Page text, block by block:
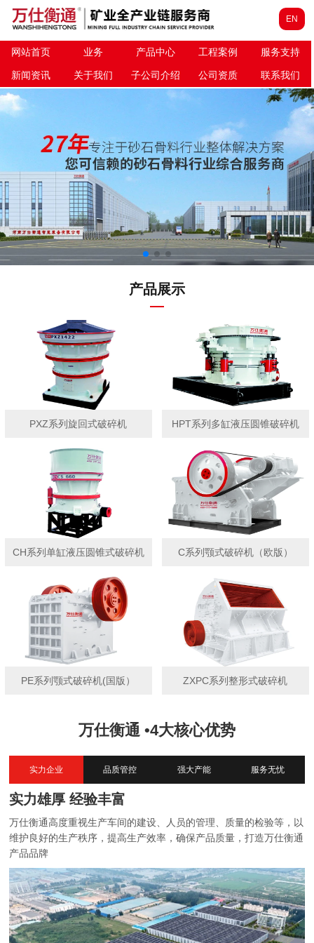
EN
网站首页 业务 产品中心 工程案例 服务支持
新闻资讯 关于我们 子公司介绍 公司资质 联系我们
产品展示
PXZ系列旋回式破碎机 HPT系列多缸液压圆锥破碎机
CH系列单缸液压圆锥式破碎机 C系列颚式破碎机（欧版）
PE系列颚式破碎机(国版） ZXPC系列整形式破碎机
万仕衡通 •4大核心优势
实力企业 品质管控 强大产能 服务无忧
实力雄厚 经验丰富
万仕衡通高度重视生产车间的建设、人员的管理、质量的检验等，以
维护良好的生产秩序，提高生产效率，确保产品质量，打造万仕衡通
产品品牌